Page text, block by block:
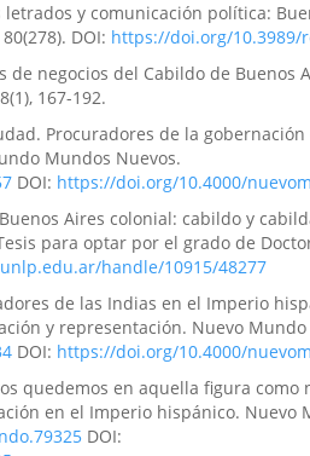
letrados y comunicación política:
DOI: https://doi.org/10.3989/
de negocios del Cabildo de Buenos
167-192.
Procuradores de la
Mundos Nuevos.
DOI: https://doi.org/10.4000/
Aires colonial: cabildo y
para optar por el grado de
handle/10915/48277
de las Indias en el Imperio
y representación. Nuevo
DOI: https://doi.org/10.4000/
quedemos en aquella figura como
en el Imperio hispánico. Nuevo
DOI: